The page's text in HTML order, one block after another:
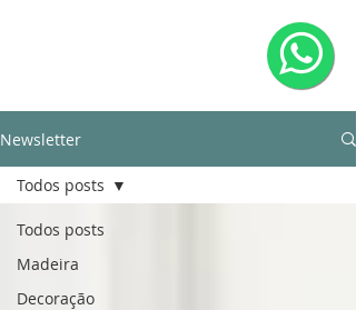
Newsletter
Todos posts
Madeira
Decoração
Todos posts